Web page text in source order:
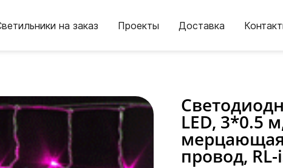
на заказ Проекты Доставка
LED, 3*0.5
провод,